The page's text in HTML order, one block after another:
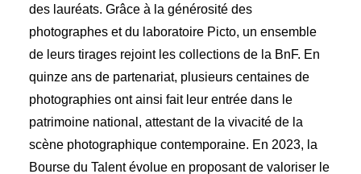
des lauréats. Grâce à la générosité des
photographes et du laboratoire Picto, un ensemble
de leurs tirages rejoint les collections de la BnF. En
quinze ans de partenariat, plusieurs centaines de
photographies ont ainsi fait leur entrée dans le
patrimoine national, attestant de la vivacité de la
scène photographique contemporaine. En 2023, la
Bourse du Talent évolue en proposant de valoriser le